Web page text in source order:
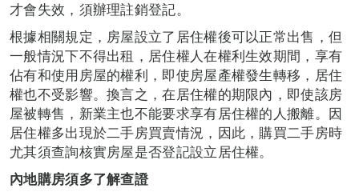
才會失效，須辦理註銷登記。
根據相關規定，房屋設立了居住權後可以正常出售，但
一般情況下不得出租，居住權人在權利生效期間，享有
佔有和使用房屋的權利，即使房屋產權發生轉移，居住
權也不受影響。換言之，在居住權的期限內，即使該房
屋被轉售，新業主也不能要求享有居住權的人搬離。因
居住權多出現於二手房買賣情況，因此，購買二手房時
尤其須查詢核實房屋是否登記設立居住權。
內地購房須多了解查證